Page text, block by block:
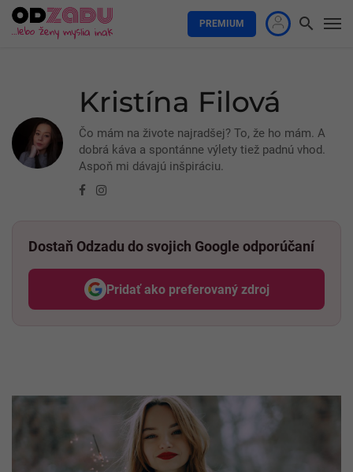
PREMIUM
Kristína Filová
Čo mám na živote najradšej? To, že ho mám. A
dobrá káva a spontánne výlety tiež padnú vhod.
Aspoň mi dávajú inšpiráciu.
Facebook
Instagram
Dostaň Odzadu do svojich Google odporúčaní
Pridať ako preferovaný zdroj
Odzadu, odkaz sa otvorí v